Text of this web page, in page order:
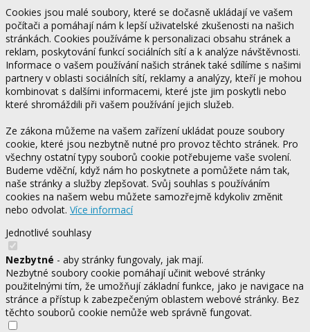
Cookies jsou malé soubory, které se dočasně ukládají ve vašem
počítači a pomáhají nám k lepší uživatelské zkušenosti na našich
stránkách. Cookies používáme k personalizaci obsahu stránek a
reklam, poskytování funkcí sociálních sítí a k analýze návštěvnosti.
Informace o vašem používání našich stránek také sdílíme s našimi
partnery v oblasti sociálních sítí, reklamy a analýzy, kteří je mohou
kombinovat s dalšími informacemi, které jste jim poskytli nebo
které shromáždili při vašem používání jejich služeb.
Ze zákona můžeme na vašem zařízení ukládat pouze soubory
cookie, které jsou nezbytně nutné pro provoz těchto stránek. Pro
všechny ostatní typy souborů cookie potřebujeme vaše svolení.
Budeme vděční, když nám ho poskytnete a pomůžete nám tak,
naše stránky a služby zlepšovat. Svůj souhlas s používáním
cookies na našem webu můžete samozřejmě kdykoliv změnit
nebo odvolat. Více informací
Jednotlivé souhlasy
Nezbytné - aby stránky fungovaly, jak mají.
Nezbytné soubory cookie pomáhají učinit webové stránky
použitelnými tím, že umožňují základní funkce, jako je navigace na
stránce a přístup k zabezpečeným oblastem webové stránky. Bez
těchto souborů cookie nemůže web správně fungovat.